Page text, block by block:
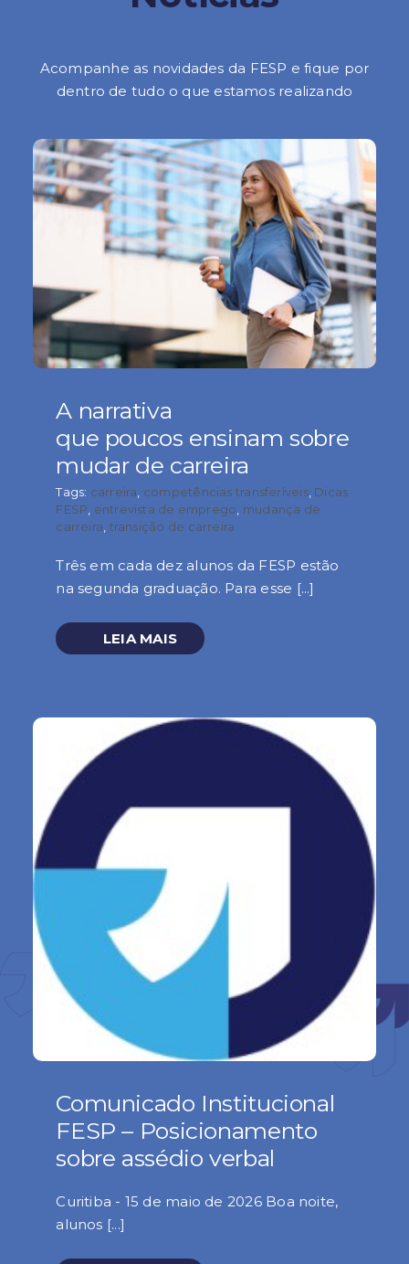
Acompanhe as novidades da FESP e fique por
dentro de tudo o que estamos realizando
A narrativa
que poucos ensinam sobre
mudar de carreira
Tags: carreira competências transferíveis, Dicas
FESP entrevista de emprego mudança de
carreira transição de carreira
Três em cada dez alunos da FESP estão
na segunda graduação. Para esse [...]
LEIA MAIS
Comunicado Institucional
FESP – Posicionamento
sobre assédio verbal
Curitiba - 15 de maio de 2026 Boa noite,
alunos [...]